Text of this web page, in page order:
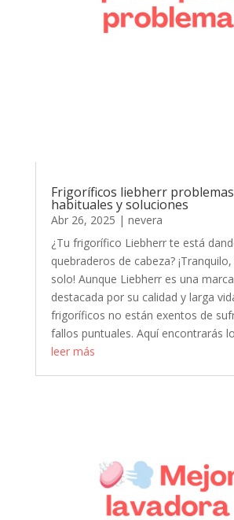
Frigoríficos liebherr
habituales y soluciones
Abr 26, 2025 | nevera
¿Tu frigorífico Liebherr te está
quebraderos de cabeza?
solo! Aunque Liebherr es una
destacada por su calidad y larga
frigoríficos no están exentos de
fallos puntuales. Aquí encontrarás
leer más